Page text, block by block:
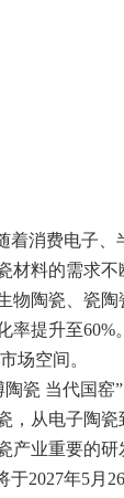
着消费电子
材料的需求
物陶瓷、瓷
率提升至
场空间。
瓷 当代国窑
，从电子陶
业重要的研
2027年5月